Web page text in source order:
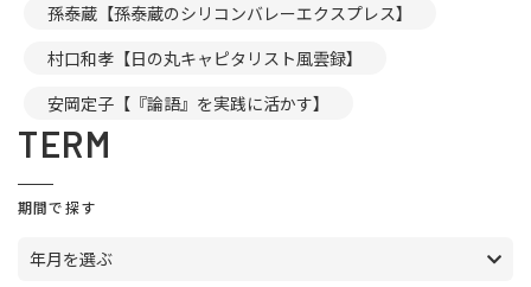
孫泰蔵【孫泰蔵のシリコンバレーエクスプレス】
村口和孝【日の丸キャピタリスト風雲録】
安岡定子【『論語』を実践に活かす】
TERM
期間で探す
年月を選ぶ